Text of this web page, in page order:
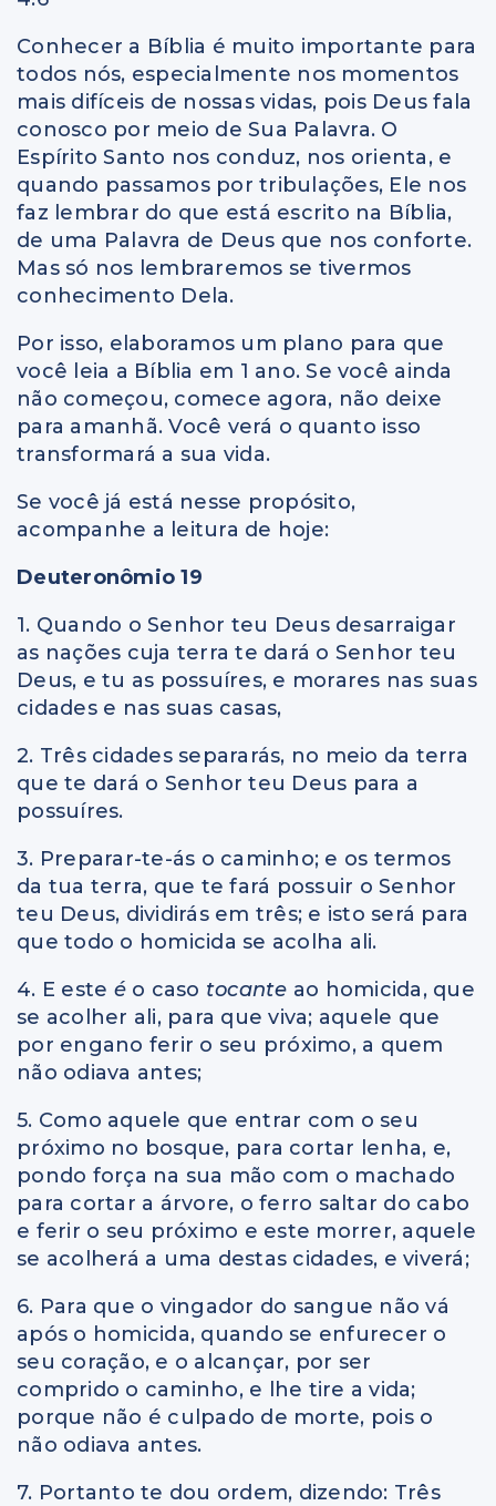
Conhecer a Bíblia é muito importante para
todos nós, especialmente nos momentos
mais difíceis de nossas vidas, pois Deus fala
conosco por meio de Sua Palavra. O
Espírito Santo nos conduz, nos orienta, e
quando passamos por tribulações, Ele nos
faz lembrar do que está escrito na Bíblia,
de uma Palavra de Deus que nos conforte.
Mas só nos lembraremos se tivermos
conhecimento Dela.
Por isso, elaboramos um plano para que
você leia a Bíblia em 1 ano. Se você ainda
não começou, comece agora, não deixe
para amanhã. Você verá o quanto isso
transformará a sua vida.
Se você já está nesse propósito,
acompanhe a leitura de hoje:
Deuteronômio 19
1. Quando o Senhor teu Deus desarraigar
as nações cuja terra te dará o Senhor teu
Deus, e tu as possuíres, e morares nas suas
cidades e nas suas casas,
2. Três cidades separarás, no meio da terra
que te dará o Senhor teu Deus para a
possuíres.
3. Preparar-te-ás o caminho; e os termos
da tua terra, que te fará possuir o Senhor
teu Deus, dividirás em três; e isto será para
que todo o homicida se acolha ali.
4. E este é o caso tocante ao homicida, que
se acolher ali, para que viva; aquele que
por engano ferir o seu próximo, a quem
não odiava antes;
5. Como aquele que entrar com o seu
próximo no bosque, para cortar lenha, e,
pondo força na sua mão com o machado
para cortar a árvore, o ferro saltar do cabo
e ferir o seu próximo e este morrer, aquele
se acolherá a uma destas cidades, e viverá;
6. Para que o vingador do sangue não vá
após o homicida, quando se enfurecer o
seu coração, e o alcançar, por ser
comprido o caminho, e lhe tire a vida;
porque não é culpado de morte, pois o
não odiava antes.
7. Portanto te dou ordem, dizendo: Três